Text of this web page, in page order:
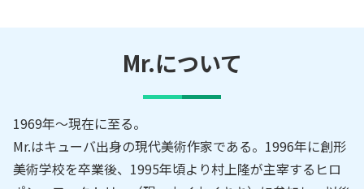
Mr.について
1969年～現在に至る。
Mr.はキューバ出身の現代美術作家である。1996年に創形
美術学校を卒業後、1995年頃より村上隆が主宰するヒロ